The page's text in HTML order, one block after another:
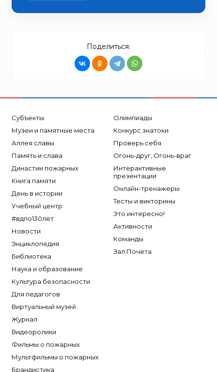
Поделиться:
Субъекты
Музеи и памятные места
Аллея славы
Память и слава
Династии пожарных
Книга памяти
День в истории
Учебный центр
#вдпо130лет
Новости
Энциклопедия
Библиотека
Наука и образование
Культура безопасности
Для педагогов
Виртуальный музей
Журнал
Видеоролики
Фильмы о пожарных
Мультфильмы о пожарных
Брандистика
Олимпиады
Конкурс знатоки
Проверь себя
Огонь-друг, Огонь-враг
Интерактивные
презентации
Онлайн-тренажеры
Тесты и викторины
Это интересно!
Активности
Команды
Зал Почета